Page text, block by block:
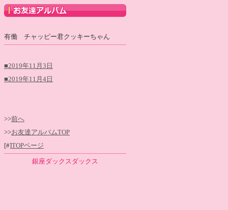
有働 チャッピー君クッキーちゃん
■2019年11月3日
■2019年11月4日
>>前へ
>>お友達アルバムTOP
[#]TOPページ
銀座ダックスダックス